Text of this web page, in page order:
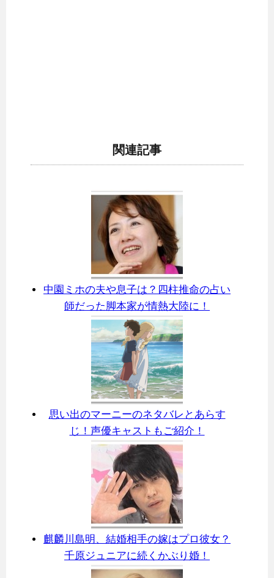
関連記事
中園ミホの夫や息子は？四柱推命の占い
師だった脚本家が情熱大陸に！
思い出のマーニーのネタバレとあらす
じ！声優キャストもご紹介！
麒麟川島明、結婚相手の嫁はプロ彼女？
千原ジュニアに続くかぶり婚！